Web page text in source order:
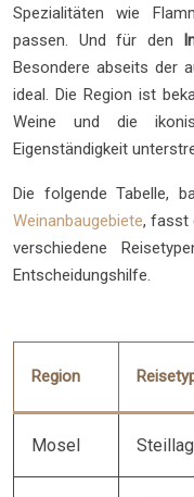
Spezialitäten wie
passen. Und für den
Besondere abseits der
ideal. Die Region ist
Weine und die
Eigenständigkeit
Die folgende Tabelle,
Weinanbaugebiete, fasst
verschiedene
Entscheidungshilfe.
Region
Mosel